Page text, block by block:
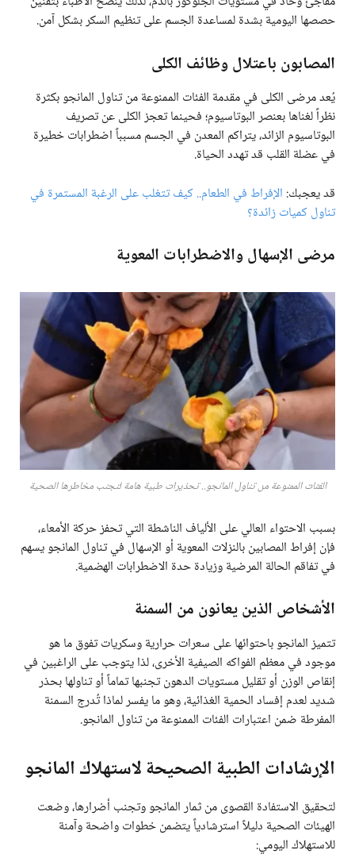
حصصها اليومية بشدة لمساعدة الجسم على تنظيم السكر بشكل آمن.
المصابون باعتلال وظائف الكلى
يُعد مرضى الكلى في مقدمة الفئات الممنوعة من تناول المانجو بكثرة
نظراً لغناها بعنصر البوتاسيوم؛ فحينما تعجز الكلى عن تصريف
البوتاسيوم الزائد، يتراكم المعدن في الجسم مسبباً اضطرابات خطيرة
في عضلة القلب قد تهدد الحياة.
قد يعجبك: الإفراط في الطعام.. كيف تتغلب على الرغبة المستمرة في
تناول كميات زائدة؟
مرضى الإسهال والاضطرابات المعوية
الفئات الممنوعة من تناول المانجو.. تحذيرات طبية هامة لتجنب مخاطرها الصحية
بسبب الاحتواء العالي على الألياف الناشطة التي تحفز حركة الأمعاء،
فإن إفراط المصابين بالنزلات المعوية أو الإسهال في تناول المانجو يسهم
في تفاقم الحالة المرضية وزيادة حدة الاضطرابات الهضمية.
الأشخاص الذين يعانون من السمنة
تتميز المانجو باحتوائها على سعرات حرارية وسكريات تفوق ما هو
موجود في معظم الفواكه الصيفية الأخرى، لذا يتوجب على الراغبين في
إنقاص الوزن أو تقليل مستويات الدهون تجنبها تماماً أو تناولها بحذر
شديد لعدم إفساد الحمية الغذائية، وهو ما يفسر لماذا تُدرج السمنة
المفرطة ضمن اعتبارات الفئات الممنوعة من تناول المانجو.
الإرشادات الطبية الصحيحة لاستهلاك المانجو
لتحقيق الاستفادة القصوى من ثمار المانجو وتجنب أضرارها، وضعت
الهيئات الصحية دليلاً استرشادياً يتضمن خطوات واضحة وآمنة
للاستهلاك اليومي: